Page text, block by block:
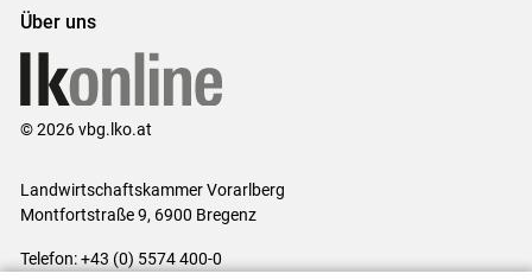
Über uns
© 2026 vbg.lko.at
Landwirtschaftskammer Vorarlberg
Montfortstraße 9, 6900 Bregenz
Telefon: +43 (0) 5574 400-0